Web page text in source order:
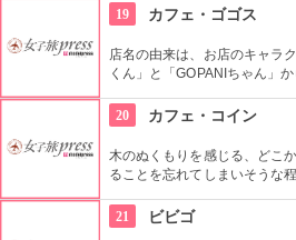
食べたくなっちゃいそう。ロ
市なので、売り切れが発生す
てみよう。
19 カフェ・ゴゴス
店名の由来は、お店のキャラ
くん」と「GOPANIちゃん」
や生のフルーツを使ったミッ
足なメニューが豊富なので、
過ごせます。
20 カフェ・コイン
木のぬくもりを感じる、どこ
ることを忘れてしまいそうな
の「おもてなし」に驚くはず
ホテル？とため息がでてしまう
21 ビビゴ